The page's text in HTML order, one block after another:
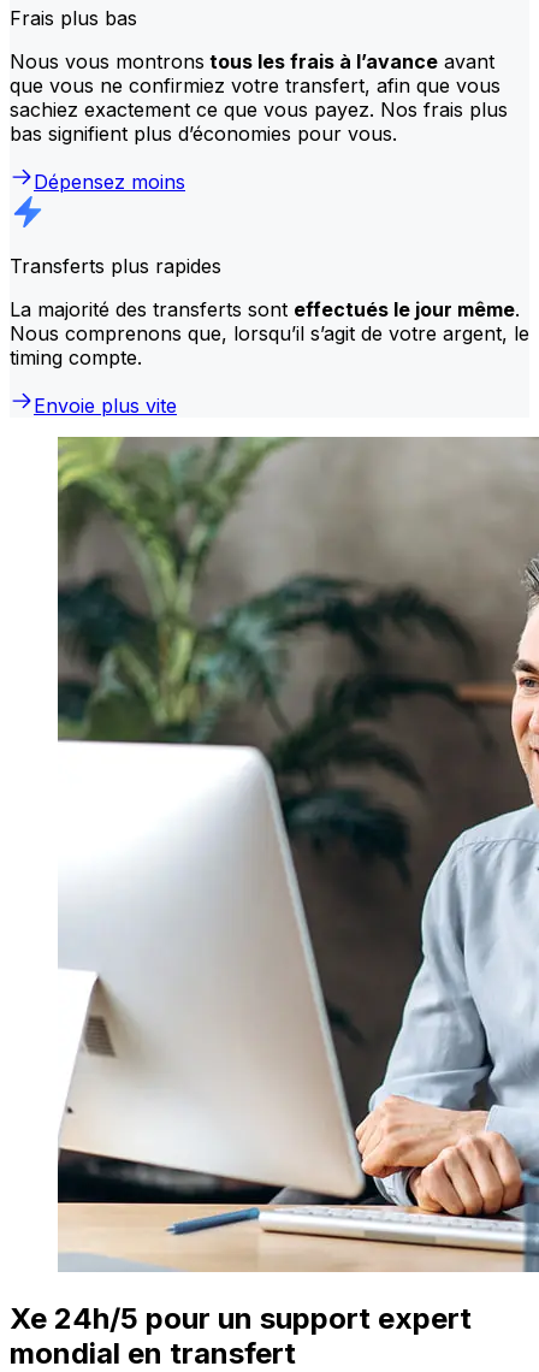
Frais plus bas
Nous vous montrons tous les frais à l’avance avant
que vous ne confirmiez votre transfert, afin que vous
sachiez exactement ce que vous payez. Nos frais plus
bas signifient plus d’économies pour vous.
Dépensez moins
Transferts plus rapides
La majorité des transferts sont effectués le jour même.
Nous comprenons que, lorsqu’il s’agit de votre argent, le
timing compte.
Envoie plus vite
Xe 24h/5 pour un support expert
mondial en transfert